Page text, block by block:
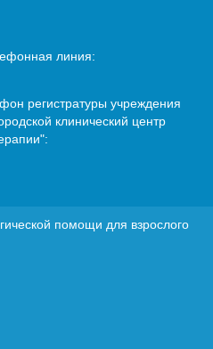
линия:
регистратуры учреждения
клинический центр
помощи для взрослого